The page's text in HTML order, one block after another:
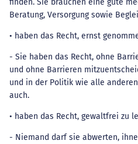
finden. Sie brauchen eine gute
Beratung, Versorgung sowie
• haben das Recht, ernst
- Sie haben das Recht, ohne
und ohne Barrieren
und in der Politik wie alle
auch.
• haben das Recht, gewaltfrei zu
- Niemand darf sie abwerten,